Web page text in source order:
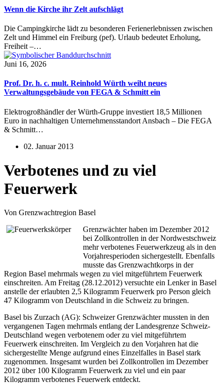
Wenn die Kirche ihr Zelt aufschlägt
Die Campingkirche lädt zu besonderen Ferienerlebnissen zwischen
Zelt und Himmel ein Freiburg (pef). Urlaub bedeutet Erholung,
Freiheit –…
Juni 16, 2026
Prof. Dr. h. c. mult. Reinhold Würth weiht neues
Verwaltungsgebäude von FEGA & Schmitt ein
Elektrogroßhändler der Würth-Gruppe investiert 18,5 Millionen
Euro in nachhaltigen Unternehmensstandort Ansbach – Die FEGA
& Schmitt…
02. Januar 2013
Verbotenes und zu viel
Feuerwerk
Von Grenzwachtregion Basel
Grenzwächter haben im Dezember 2012
bei Zollkontrollen in der Nordwestschweiz
mehr verbotenes Feuerwerkzeug als in den
Vorjahresperioden sichergestellt. Ebenfalls
musste das Grenzwachtkorps in der
Region Basel mehrmals wegen zu viel mitgeführtem Feuerwerk
einschreiten. Am Freitag (28.12.2012) versuchte ein Lenker in Basel
anstelle der erlaubten 2,5 Kilogramm Feuerwerk pro Person gleich
47 Kilogramm von Deutschland in die Schweiz zu bringen.
Basel bis Zurzach (AG): Schweizer Grenzwächter mussten in den
vergangenen Tagen mehrmals entlang der Landesgrenze Schweiz-
Deutschland wegen verbotenem oder zu viel mitgeführtem
Feuerwerk einschreiten. Im Vergleich zu den Vorjahren hat die
sichergestellte Menge aufgrund eines Einzelfalles in Basel stark
zugenommen. Insgesamt wurden bei Zollkontrollen im Dezember
2012 über 100 Kilogramm Feuerwerk zu viel und ein paar
Kilogramm verbotenes Feuerwerk entdeckt.